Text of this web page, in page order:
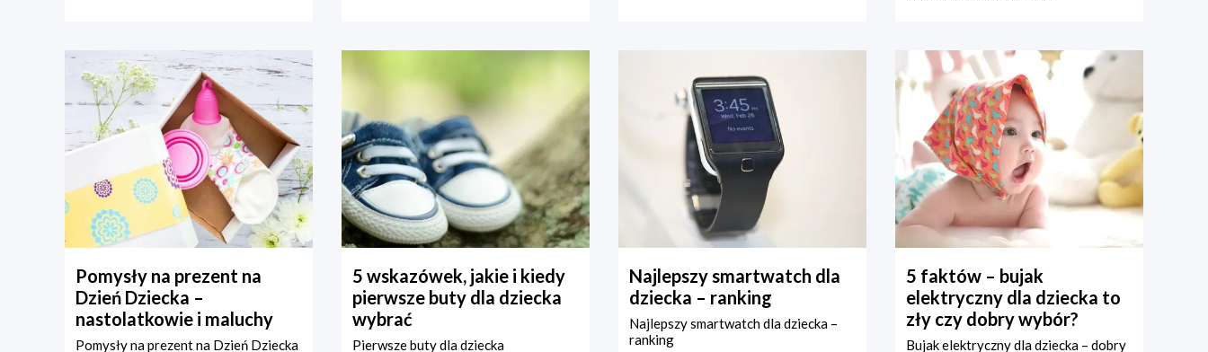
Pomysły na prezent na
Dzień Dziecka –
nastolatkowie i maluchy
Pomysły na prezent na Dzień Dziecka
5 wskazówek, jakie i kiedy
pierwsze buty dla dziecka
wybrać
Pierwsze buty dla dziecka
Najlepszy smartwatch dla
dziecka – ranking
Najlepszy smartwatch dla dziecka –
ranking
5 faktów – bujak
elektryczny dla dziecka to
zły czy dobry wybór?
Bujak elektryczny dla dziecka – dobry